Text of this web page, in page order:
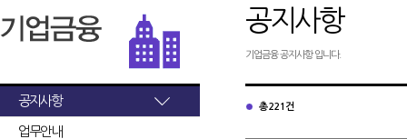
공지사항
업무안내
공지사항
기업금융 공지사항 입니다.
총 221건